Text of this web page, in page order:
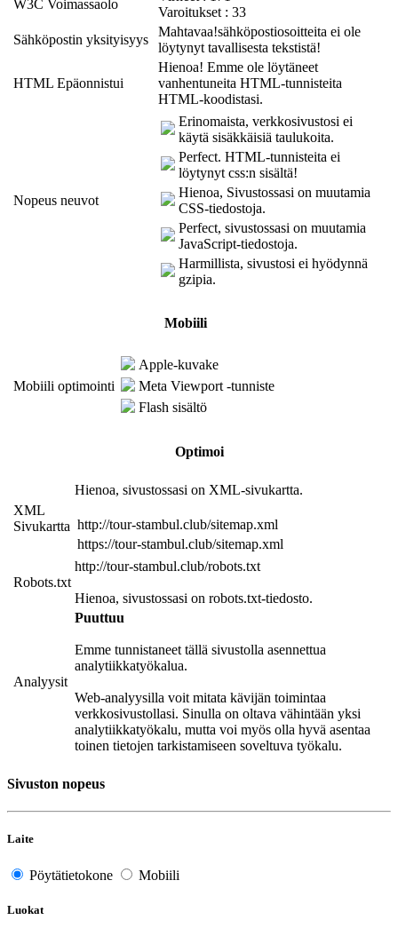
W3C Voimassaolo
Varoitukset : 33
Sähköpostin yksityisyys
Mahtavaa!sähköpostiosoitteita ei ole
löytynyt tavallisesta tekstistä!
HTML Epäonnistui
Hienoa! Emme ole löytäneet
vanhentuneita HTML-tunnisteita
HTML-koodistasi.
Nopeus neuvot
Erinomaista, verkkosivustosi ei
käytä sisäkkäisiä taulukoita.
Perfect. HTML-tunnisteita ei
löytynyt css:n sisältä!
Hienoa, Sivustossasi on muutamia
CSS-tiedostoja.
Perfect, sivustossasi on muutamia
JavaScript-tiedostoja.
Harmillista, sivustosi ei hyödynnä
gzipia.
Mobiili
Mobiili optimointi
Apple-kuvake
Meta Viewport -tunniste
Flash sisältö
Optimoi
XML
Sivukartta
Hienoa, sivustossasi on XML-sivukartta.
http://tour-stambul.club/sitemap.xml
https://tour-stambul.club/sitemap.xml
Robots.txt
http://tour-stambul.club/robots.txt
Hienoa, sivustossasi on robots.txt-tiedosto.
Analyysit
Puuttuu
Emme tunnistaneet tällä sivustolla asennettua
analytiikkatyökalua.
Web-analyysilla voit mitata kävijän toimintaa
verkkosivustollasi. Sinulla on oltava vähintään yksi
analytiikkatyökalu, mutta voi myös olla hyvä asentaa
toinen tietojen tarkistamiseen soveltuva työkalu.
Sivuston nopeus
Laite
Pöytätietokone Mobiili
Luokat